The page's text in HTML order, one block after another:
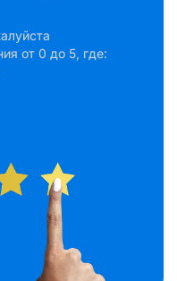
от 0 до 5, где: